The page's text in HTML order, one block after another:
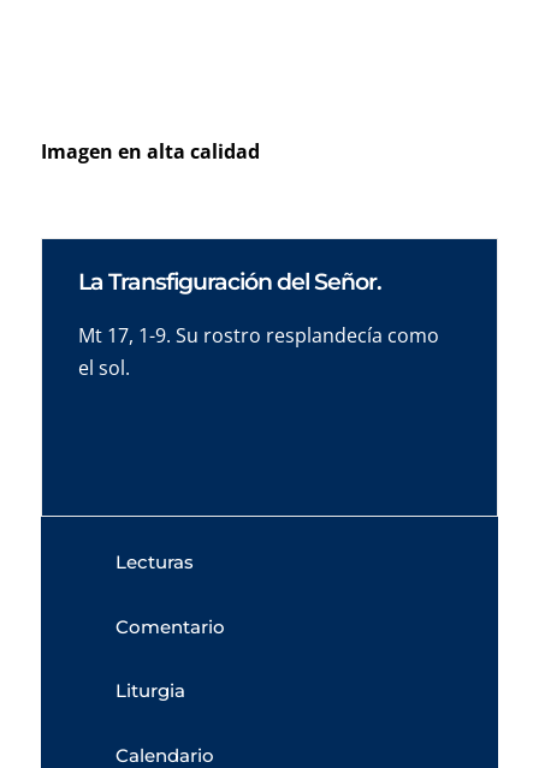
Imagen en alta calidad
La Transfiguración del Señor.
Mt 17, 1-9. Su rostro resplandecía como
el sol.
Lecturas
Comentario
Liturgia
Calendario